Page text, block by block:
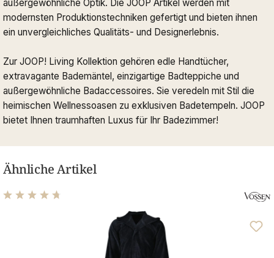
außergewöhnliche Optik. Die JOOP Artikel werden mit
modernsten Produktionstechniken gefertigt und bieten ihnen
ein unvergleichliches Qualitäts- und Designerlebnis.
Zur JOOP! Living Kollektion gehören edle Handtücher,
extravagante Bademäntel, einzigartige Badteppiche und
außergewöhnliche Badaccessoires. Sie veredeln mit Stil die
heimischen Wellnessoasen zu exklusiven Badetempeln. JOOP
bietet Ihnen traumhaften Luxus für Ihr Badezimmer!
Ähnliche Artikel
Durchschnittliche Bewertung von 4.63 von 5 Sternen